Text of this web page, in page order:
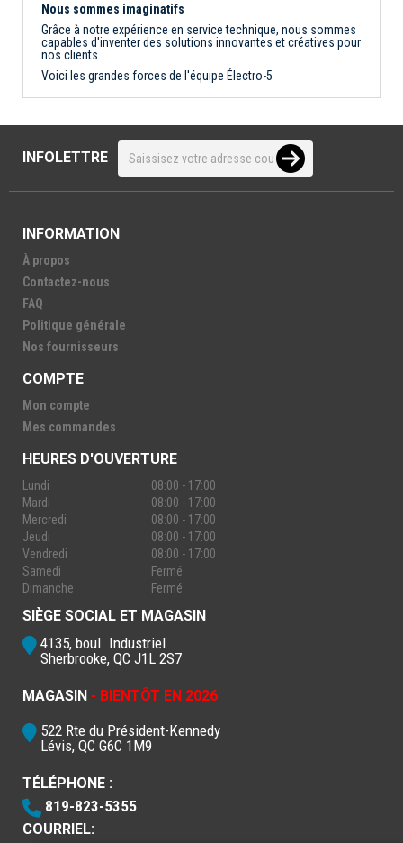
Nous sommes imaginatifs
Grâce à notre expérience en service technique, nous sommes
capables d'inventer des solutions innovantes et créatives pour
nos clients.
Voici les grandes forces de l'équipe Électro-5
INFOLETTRE
INFORMATION
À propos
Contactez-nous
FAQ
Politique générale
Nos fournisseurs
COMPTE
Mon compte
Mes commandes
HEURES D'OUVERTURE
Lundi
08:00 - 17:00
Mardi
08:00 - 17:00
Mercredi
08:00 - 17:00
Jeudi
08:00 - 17:00
Vendredi
08:00 - 17:00
Samedi
Fermé
Dimanche
Fermé
SIÈGE SOCIAL ET MAGASIN
4135, boul. Industriel
Sherbrooke, QC J1L 2S7
MAGASIN - BIENTÔT EN 2026
522 Rte du Président-Kennedy
Lévis, QC G6C 1M9
TÉLÉPHONE :
819-823-5355
COURRIEL: